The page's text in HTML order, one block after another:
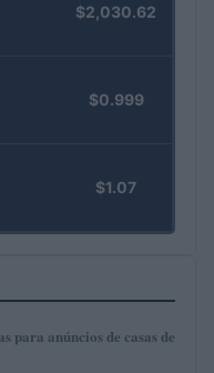
$2,030.62
$0.999
$1.07
para anúncios de casas de